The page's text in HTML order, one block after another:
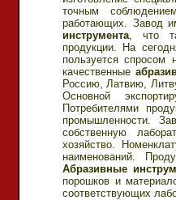
точным
работающих. Завод
инструмента, что
продукции. На
пользуется
качественные
Россию, Латвию,
Основной
Потребителями
промышленности.
собственную
хозяйство.
наименований.
Абразивные
порошков и
соответствующих